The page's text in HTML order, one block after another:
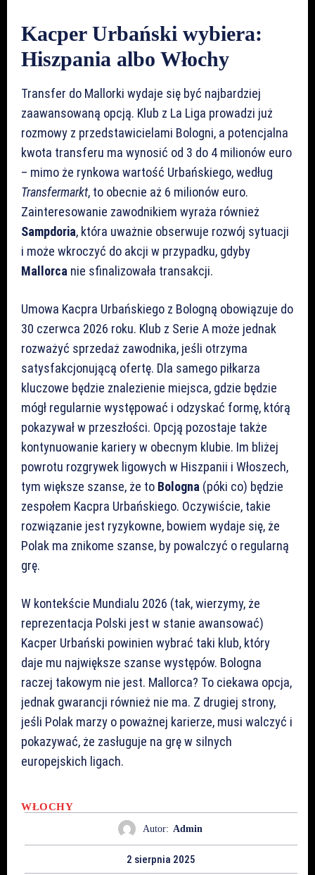
Kacper Urbański wybiera:
Hiszpania albo Włochy
Transfer do Mallorki wydaje się być najbardziej
zaawansowaną opcją. Klub z La Liga prowadzi już
rozmowy z przedstawicielami Bologni, a potencjalna
kwota transferu ma wynosić od 3 do 4 milionów euro
– mimo że rynkowa wartość Urbańskiego, według
Transfermarkt, to obecnie aż 6 milionów euro.
Zainteresowanie zawodnikiem wyraża również
Sampdoria, która uważnie obserwuje rozwój sytuacji
i może wkroczyć do akcji w przypadku, gdyby
Mallorca nie sfinalizowała transakcji.
Umowa Kacpra Urbańskiego z Bologną obowiązuje do
30 czerwca 2026 roku. Klub z Serie A może jednak
rozważyć sprzedaż zawodnika, jeśli otrzyma
satysfakcjonującą ofertę. Dla samego piłkarza
kluczowe będzie znalezienie miejsca, gdzie będzie
mógł regularnie występować i odzyskać formę, którą
pokazywał w przeszłości. Opcją pozostaje także
kontynuowanie kariery w obecnym klubie. Im bliżej
powrotu rozgrywek ligowych w Hiszpanii i Włoszech,
tym większe szanse, że to Bologna (póki co) będzie
zespołem Kacpra Urbańskiego. Oczywiście, takie
rozwiązanie jest ryzykowne, bowiem wydaje się, że
Polak ma znikome szanse, by powalczyć o regularną
grę.
W kontekście Mundialu 2026 (tak, wierzymy, że
reprezentacja Polski jest w stanie awansować)
Kacper Urbański powinien wybrać taki klub, który
daje mu największe szanse występów. Bologna
raczej takowym nie jest. Mallorca? To ciekawa opcja,
jednak gwarancji również nie ma. Z drugiej strony,
jeśli Polak marzy o poważnej karierze, musi walczyć i
pokazywać, że zasługuje na grę w silnych
europejskich ligach.
WŁOCHY
Autor: Admin
2 sierpnia 2025